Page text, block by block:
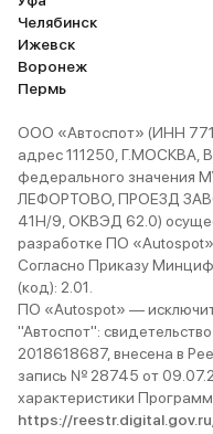
Челябинск
Ижевск
Воронеж
Пермь
ООО «Автоспот» (ИНН
адрес 111250, Г.МОСКВА,
федерального
ЛЕФОРТОВО, ПРОЕЗД
41Н/9, ОКВЭД 62.0)
разработке ПО
Согласно Приказу
(код): 2.01.
ПО «Autospot» —
"Автоспот":
2018618687, внесена в
запись № 28745 от
характеристики
https://